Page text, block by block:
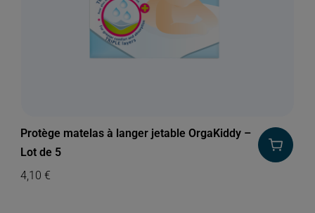
Protège matelas à langer jetable OrgaKiddy –
Lot de 5
4,10€